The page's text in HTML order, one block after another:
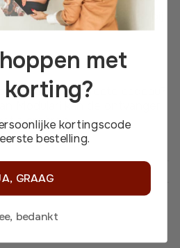
-Ulrike, interieurstylist bij
naar het perfecte cadeau?
Modulari kan de ontvanger
creëren.
korting?
bestelling.
GRAAG
bedankt